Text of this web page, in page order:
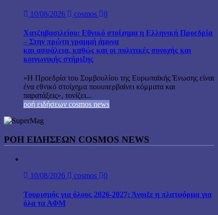
10/08/2026 cosmos 0
Χατζηβασιλείου: Εθνικό στοίχημα η Ελληνική Προεδρία
– Στην πρώτη γραμμή άμυνα
και ασφάλεια, καθώς και οι πολιτικές συνοχής και
κοινωνικής στήριξης
«Η Προεδρία του Συμβουλίου της Ευρωπαϊκής Ένωσης είναι
ένα εθνικό στοίχημα πουυπερβαίνει κόμματα και
παρατάξεις», τονίζει...
ροή ειδήσεων cosmos news
ΡΟΉ ΕΙΔΉΣΕΩΝ COSMOS NEWS
10/08/2026 cosmos 0
Τουρισμός για όλους 2026-2027: Άνοιξε η πλατφόρμα για
όλα τα ΑΦΜ